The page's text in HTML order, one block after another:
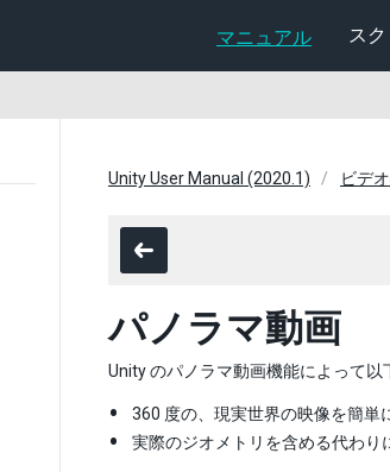
マニュアル ス
Unity User Manual (2020.1) ビデ
パノラマ動画
Unity のパノラマ動画機能によって以
360 度の、現実世界の映像を簡単
実際のジオメトリを含める代わり